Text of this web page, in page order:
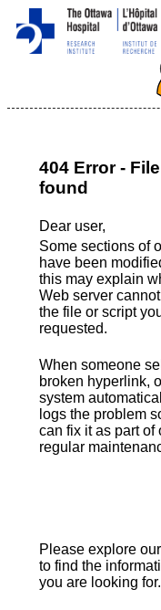
404 Error -
found
Dear user,
Some sections of
have been
this may explain
Web server
the file or script
requested.
When someone
broken hyperlink,
system
logs the problem
can fix it as part of
regular
Please explore
to find the
you are looking for.